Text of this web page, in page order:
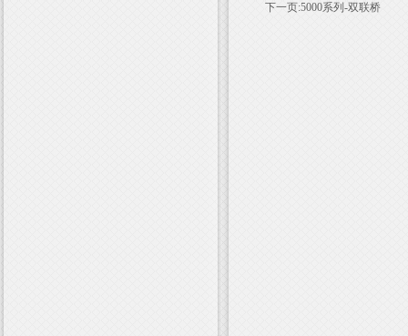
下一页:5000系列-双联桥